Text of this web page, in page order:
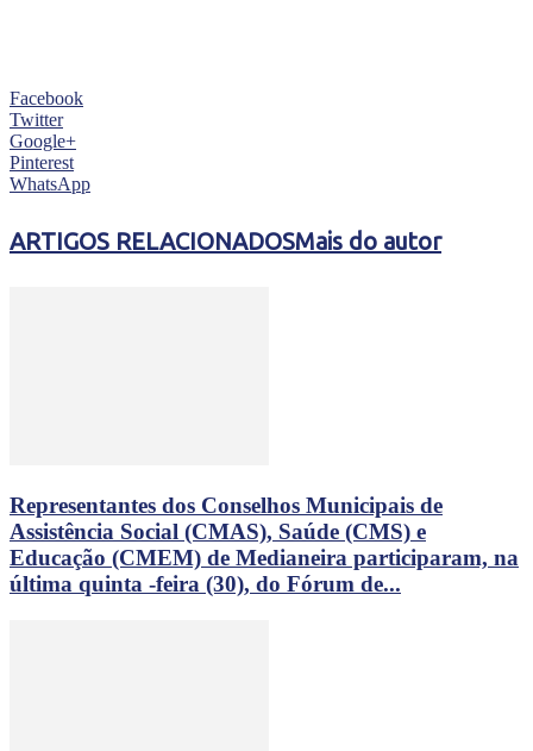
Facebook
Twitter
Google+
Pinterest
WhatsApp
ARTIGOS RELACIONADOSMais do autor
Representantes dos Conselhos Municipais de
Assistência Social (CMAS), Saúde (CMS) e
Educação (CMEM) de Medianeira participaram, na
última quinta -feira (30), do Fórum de...